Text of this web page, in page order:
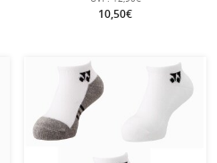
10,50€